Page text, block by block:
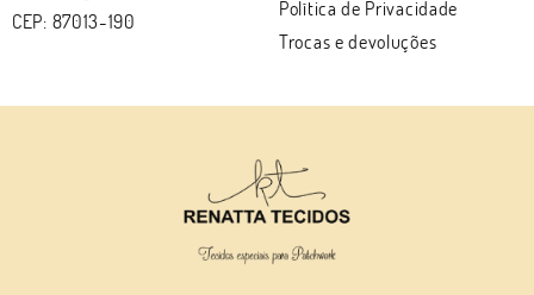
CEP: 87013-190
Política de Privacidade
Trocas e devoluções